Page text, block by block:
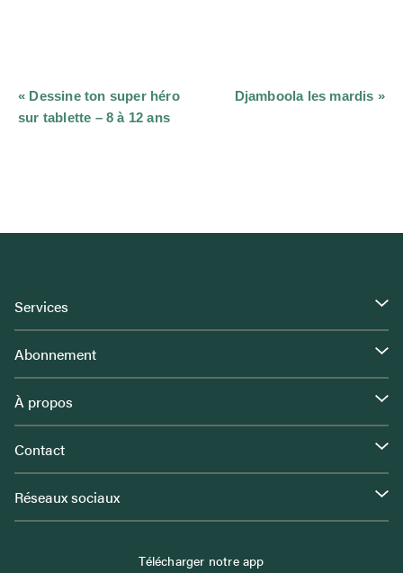
Navigation
Évènement
« Dessine ton super héro
sur tablette – 8 à 12 ans
Djamboola les mardis »
Services
Abonnement
À propos
Contact
Réseaux sociaux
Télécharger notre app